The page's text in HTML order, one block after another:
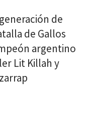
de
de Gallos
argentino
Lit Killah y